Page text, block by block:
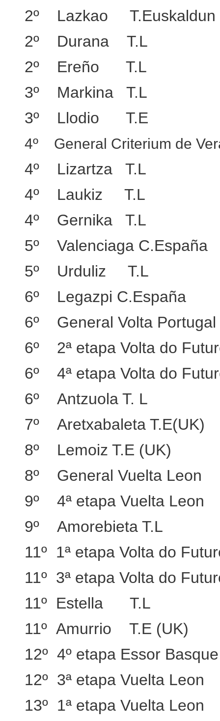
2º Lazkao T.Euskaldun
2º Durana T.L
2º Ereño T.L
3º Markina T.L
3º Llodio T.E
4º General Criterium de
4º Lizartza T.L
4º Laukiz T.L
4º Gernika T.L
5º Valenciaga C.España
5º Urduliz T.L
6º Legazpi C.España
6º General Volta Portugal
6º 2ª etapa Volta do
6º 4ª etapa Volta do
6º Antzuola T. L
7º Aretxabaleta T.E(UK)
8º Lemoiz T.E (UK)
8º General Vuelta Leon
9º 4ª etapa Vuelta Leon
9º Amorebieta T.L
11º 1ª etapa Volta do
11º 3ª etapa Volta do
11º Estella T.L
11º Amurrio T.E (UK)
12º 4º etapa Essor Basque
12º 3ª etapa Vuelta Leon
13º 1ª etapa Vuelta Leon